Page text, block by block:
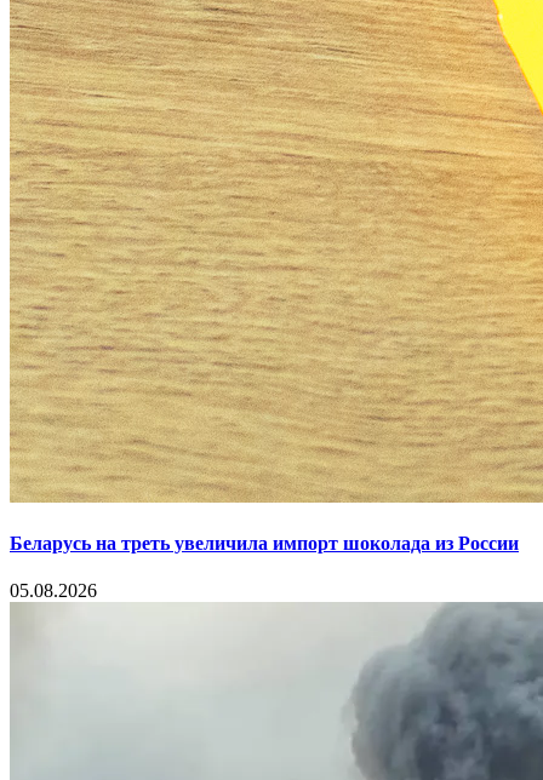
Беларусь на треть увеличила импорт шоколада из России
05.08.2026